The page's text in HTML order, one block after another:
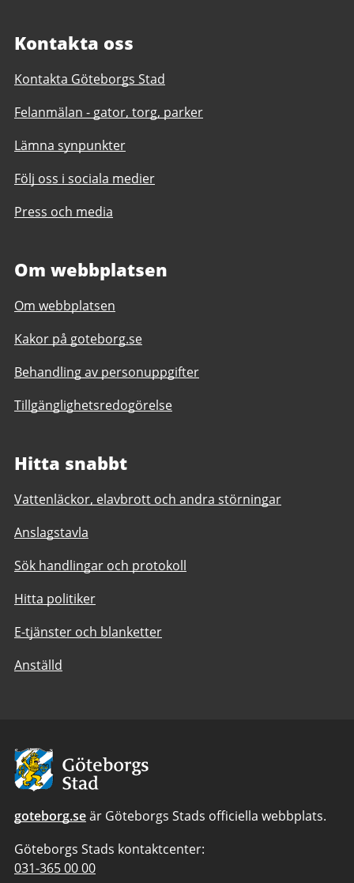
Kontakta oss
Kontakta Göteborgs Stad
Felanmälan - gator, torg, parker
Lämna synpunkter
Följ oss i sociala medier
Press och media
Om webbplatsen
Om webbplatsen
Kakor på goteborg.se
Behandling av personuppgifter
Tillgänglighetsredogörelse
Hitta snabbt
Vattenläckor, elavbrott och andra störningar
Anslagstavla
Sök handlingar och protokoll
Hitta politiker
E-tjänster och blanketter
Anställd
Avsändare:
Göteborgs
Stad
goteborg.seär Göteborgs Stads officiella webbplats.
Göteborgs Stads kontaktcenter:
Telefonnummer
031-365 00 00